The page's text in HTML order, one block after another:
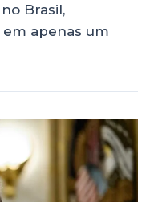
Brasil,
apenas um